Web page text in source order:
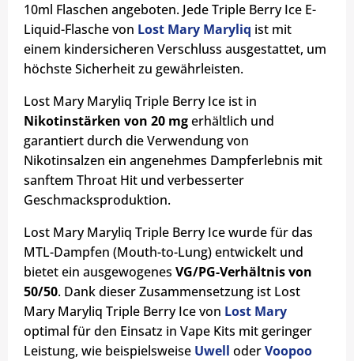
10ml Flaschen angeboten. Jede Triple Berry Ice E-
Liquid-Flasche von Lost Mary Maryliq ist mit
einem kindersicheren Verschluss ausgestattet, um
höchste Sicherheit zu gewährleisten.
Lost Mary Maryliq Triple Berry Ice ist in
Nikotinstärken von 20 mgerhältlich und
garantiert durch die Verwendung von
Nikotinsalzen ein angenehmes Dampferlebnis mit
sanftem Throat Hit und verbesserter
Geschmacksproduktion.
Lost Mary Maryliq Triple Berry Ice wurde für das
MTL-Dampfen (Mouth-to-Lung) entwickelt und
bietet ein ausgewogenes VG/PG-Verhältnis von
50/50. Dank dieser Zusammensetzung ist Lost
Mary Maryliq Triple Berry Ice von Lost Mary
optimal für den Einsatz in Vape Kits mit geringer
Leistung, wie beispielsweise Uwell oderVoopoo